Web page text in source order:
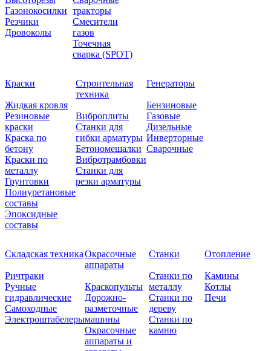
Газонокосилки
Резчики
Дровоколы
тракторы
Смесители
газов
Точечная
сварка (SPOT)
Краски
Жидкая кровля
Резиновые
краски
Краска по
бетону
Краски по
металлу
Грунтовки
Полиуретановые
составы
Эпоксидные
составы
Строительная
техника
Виброплиты
Станки для
гибки арматуры
Бетономешалки
Вибротрамбовки
Станки для
резки арматуры
Генераторы
Бензиновые
Газовые
Дизельные
Инверторные
Сварочные
Складская техника
Ричтраки
Ручные
гидравлические
Самоходные
Электроштабелеры
Окрасочные
аппараты
Краскопульты
Дорожно-
разметочные
машины
Окрасочные
аппараты и
Станки
Станки по
металлу
Станки по
дереву
Станки по
камню
Отопление
Камины
Котлы
Печи